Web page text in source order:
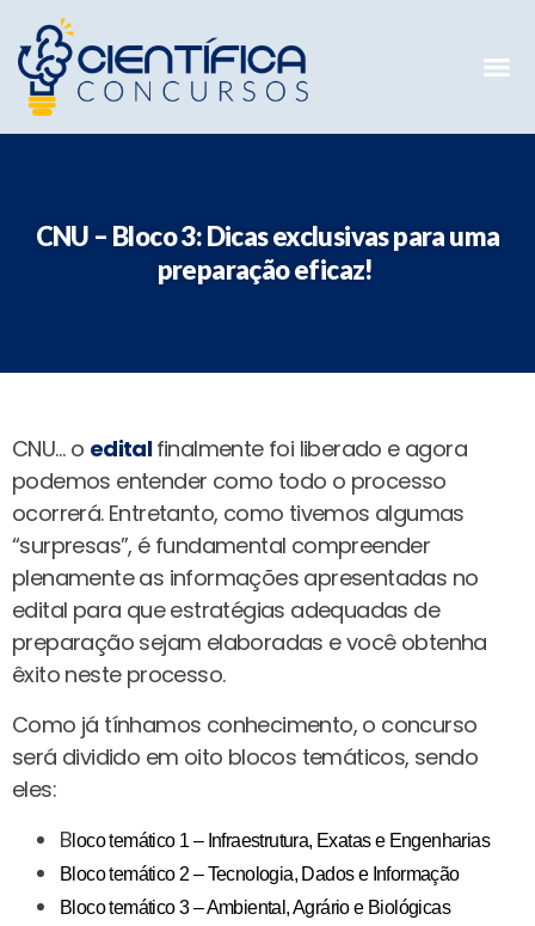
CNU – Bloco 3: Dicas exclusivas para uma
preparação eficaz!
CNU… o editalfinalmente foi liberado e agora
podemos entender como todo o processo
ocorrerá. Entretanto, como tivemos algumas
“surpresas”, é fundamental compreender
plenamente as informações apresentadas no
edital para que estratégias adequadas de
preparação sejam elaboradas e você obtenha
êxito neste processo.
Como já tínhamos conhecimento, o concurso
será dividido em oito blocos temáticos, sendo
eles:
B loco temático 1 – Infraestrutura, Exatas e Engenharias
Bloco temático 2 – Tecnologia, Dados e Informação
Bloco temático 3 – Ambiental, Agrário e Biológicas